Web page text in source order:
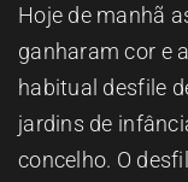
Hoje de manhã
ganharam cor e
habitual desfile
jardins de
concelho. O